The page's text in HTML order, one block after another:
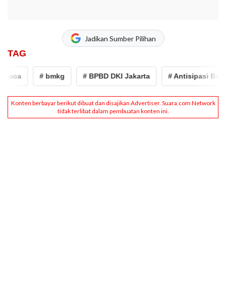
Jadikan Sumber Pilihan
TAG
# bmkg # BPBD DKI Jakarta # Antisipasi Banjir